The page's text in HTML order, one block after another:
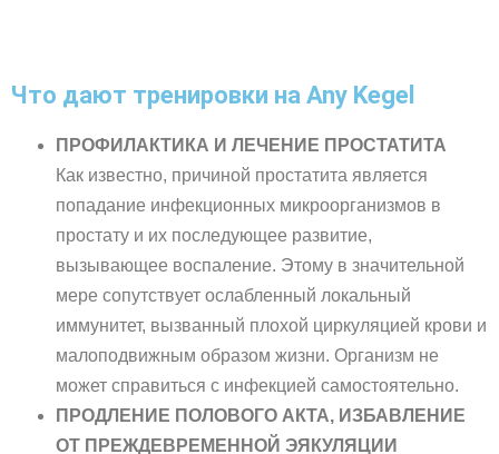
Что дают тренировки на Any Kegel
ПРОФИЛАКТИКА И ЛЕЧЕНИЕ ПРОСТАТИТА
Как известно, причиной простатита является
попадание инфекционных микроорганизмов в
простату и их последующее развитие,
вызывающее воспаление. Этому в значительной
мере сопутствует ослабленный локальный
иммунитет, вызванный плохой циркуляцией крови и
малоподвижным образом жизни. Организм не
может справиться с инфекцией самостоятельно.
ПРОДЛЕНИЕ ПОЛОВОГО АКТА, ИЗБАВЛЕНИЕ
ОТ ПРЕЖДЕВРЕМЕННОЙ ЭЯКУЛЯЦИИ